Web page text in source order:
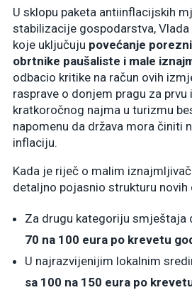
U sklopu paketa antiinflacijskih
stabilizacije gospodarstva,
koje uključuju povećanje
obrtnike paušaliste i male
odbacio kritike na račun ovih
rasprave o donjem pragu za
kratkoročnog najma u turizmu
napomenu da država mora činiti
inflaciju.
Kada je riječ o malim
detaljno pojasnio strukturu novih
Za drugu kategoriju smještaja
70 na 100 eura po krevetu
U najrazvijenijim lokalnim
sa 100 na 150 eura po